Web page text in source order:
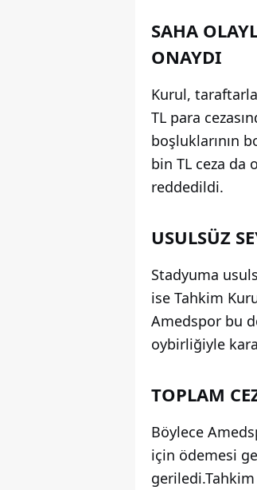
SAHA
ONAYDI
Kurul,
TL para
boşluklarının
bin TL ceza da
reddedildi.
USULSÜZ
Stadyuma
ise Tahkim
Amedspor bu
oybirliğiyle
TOPLAM
Böylece
için ödemesi